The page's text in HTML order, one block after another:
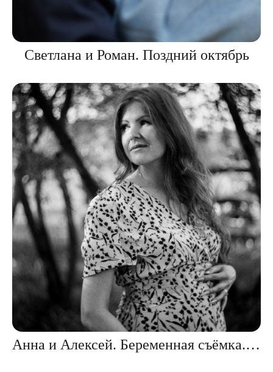
Светлана и Роман. Поздний октябрь
Анна и Алексей. Беременная съёмка. Коломенское